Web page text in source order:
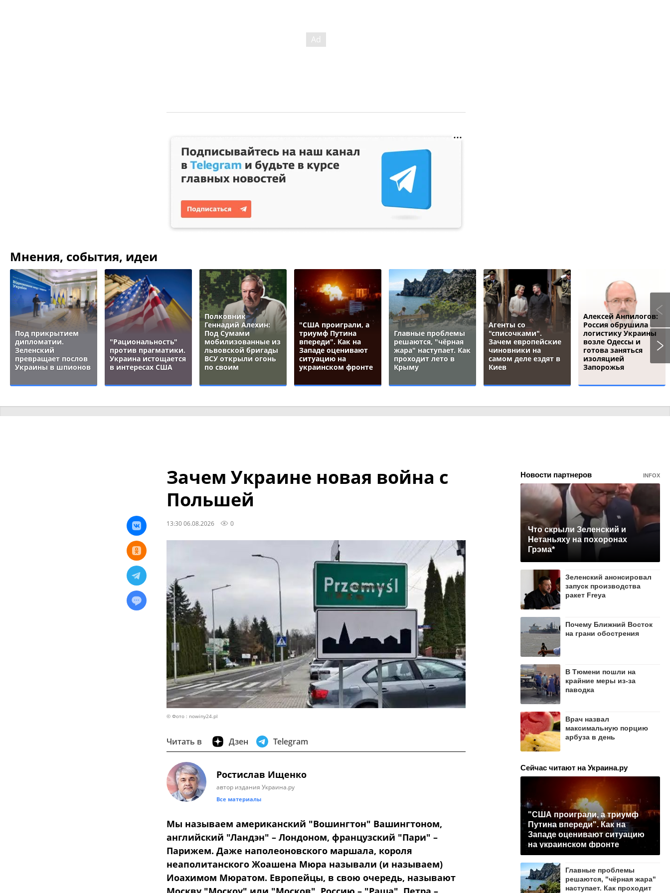
Мнения, события, идеи
Под прикрытием
дипломатии.
Зеленский
превращает послов
Украины в шпионов
"Рациональность"
против прагматики.
Украина истощается
в интересах США
Полковник
Геннадий Алехин:
Под Сумами
мобилизованные из
львовской бригады
ВСУ открыли огонь
по своим
"США проиграли, а
триумф Путина
впереди". Как на
Западе оценивают
ситуацию на
украинском фронте
Главные проблемы
решаются, "чёрная
жара" наступает. Как
проходит лето в
Крыму
Агенты со
"списочками".
Зачем европейские
чиновники на
самом деле ездят в
Киев
Алексей Анпилогов:
Россия обрушила
логистику Украины
возле Одессы и
готова заняться
изоляцией
Запорожья
Зачем Украине новая война с
Польшей
13:30 06.08.2026 0
© Фото : nowiny24.pl
Читать в Дзен Telegram
Ростислав Ищенко
автор издания Украина.ру
Все материалы
Мы называем американский "Вошингтон" Вашингтоном,
английский "Ландэн" – Лондоном, французский "Пари" –
Парижем. Даже наполеоновского маршала, короля
неаполитанского Жоашена Мюра называли (и называем)
Иоахимом Мюратом. Европейцы, в свою очередь, называют
Новости партнеров INFOX
Что скрыли Зеленский и
Нетаньяху на похоронах
Грэма*
Зеленский анонсировал
запуск производства
ракет Freya
Почему Ближний Восток
на грани обострения
В Тюмени пошли на
крайние меры из-за
паводка
Врач назвал
максимальную порцию
арбуза в день
Сейчас читают на Украина.ру
"США проиграли, а триумф
Путина впереди". Как на
Западе оценивают ситуацию
на украинском фронте
Главные проблемы
решаются, "чёрная жара"
наступает. Как проходит